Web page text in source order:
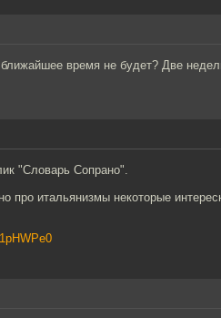
время не будет? Две
"Словарь Сопрано".
про итальянизмы некоторые